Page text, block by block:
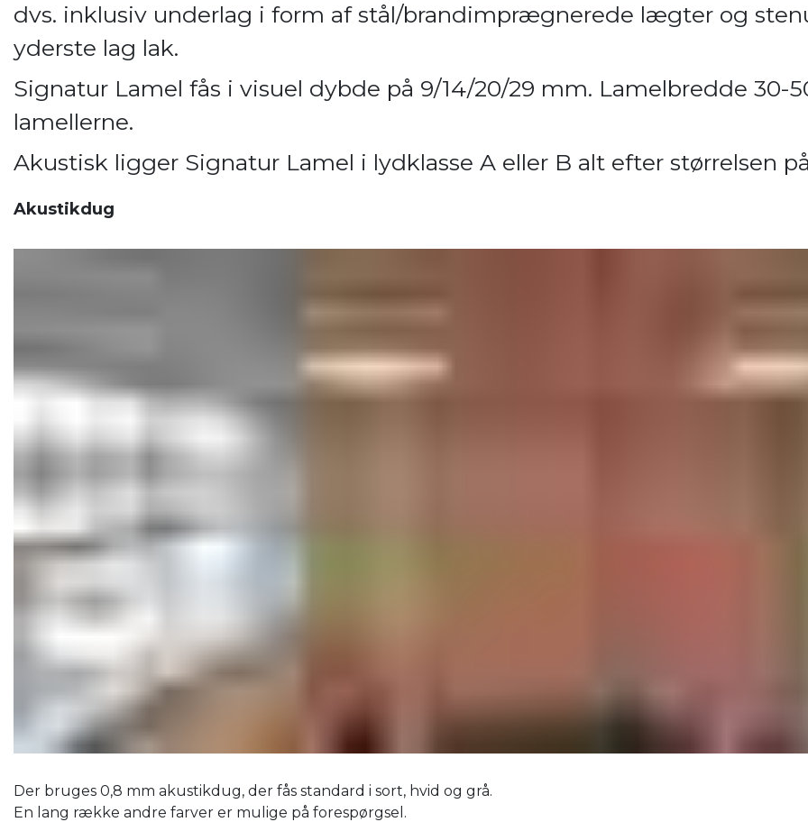
dvs. inklusiv underlag i form af stål/brand­imprægnerede lægter og
yderste lag lak.
Signatur Lamel fås i visuel dybde på 9/14/20/29 mm. Lamelbredde
lamellerne.
Akustisk ligger Signatur Lamel i lydklasse A eller B alt efter størrelsen
Akustikdug
Der bruges 0,8 mm akustikdug, der fås standard i sort, hvid og grå.
En lang række andre farver er mulige på forespørgsel.